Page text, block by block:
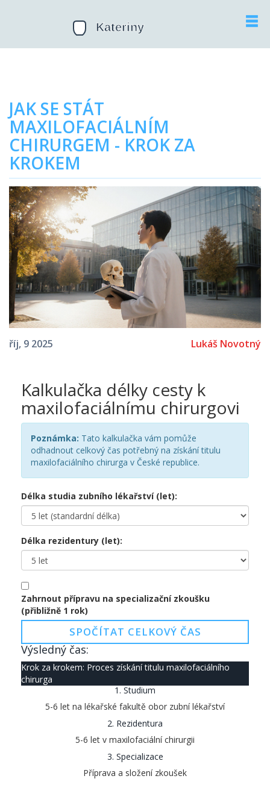
JAK SE STÁT
MAXILOFACIÁLNÍM
CHIRURGEM - KROK ZA
KROKEM
říj, 9 2025 Lukáš Novotný
Kalkulačka délky cesty k
maxilofaciálnímu chirurgovi
Poznámka: Tato kalkulačka vám pomůže
odhadnout celkový čas potřebný na získání titulu
maxilofaciálního chirurga v České republice.
Délka studia zubního lékařství (let):
Délka rezidentury (let):
Zahrnout přípravu na specializační zkoušku
(přibližně 1 rok)
SPOČÍTAT CELKOVÝ ČAS
Výsledný čas:
Krok za krokem: Proces získání titulu maxilofaciálního
chirurga
1. Studium
5-6 let na lékařské fakultě obor zubní lékařství
2. Rezidentura
5-6 let v maxilofaciální chirurgii
3. Specializace
Příprava a složení zkoušek